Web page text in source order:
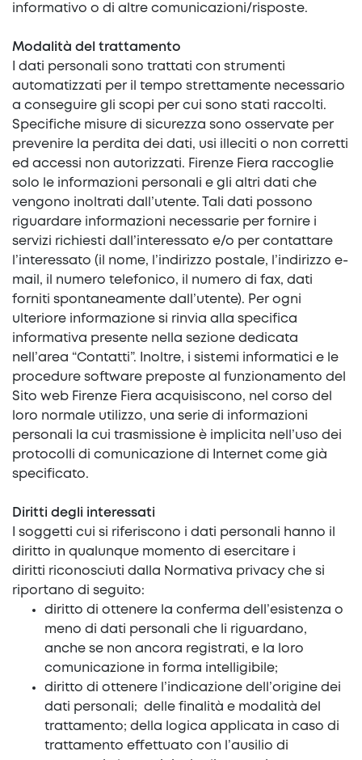
informativo o di altre comunicazioni/risposte.
Modalità del trattamento
I dati personali sono trattati con strumenti
automatizzati per il tempo strettamente necessario
a conseguire gli scopi per cui sono stati raccolti.
Specifiche misure di sicurezza sono osservate per
prevenire la perdita dei dati, usi illeciti o non corretti
ed accessi non autorizzati. Firenze Fiera raccoglie
solo le informazioni personali e gli altri dati che
vengono inoltrati dall’utente. Tali dati possono
riguardare informazioni necessarie per fornire i
servizi richiesti dall’interessato e/o per contattare
l’interessato (il nome, l’indirizzo postale, l’indirizzo e-
mail, il numero telefonico, il numero di fax, dati
forniti spontaneamente dall’utente). Per ogni
ulteriore informazione si rinvia alla specifica
informativa presente nella sezione dedicata
nell’area “Contatti”. Inoltre, i sistemi informatici e le
procedure software preposte al funzionamento del
Sito web Firenze Fiera acquisiscono, nel corso del
loro normale utilizzo, una serie di informazioni
personali la cui trasmissione è implicita nell’uso dei
protocolli di comunicazione di Internet come già
specificato.
Diritti degli interessati
I soggetti cui si riferiscono i dati personali hanno il
diritto in qualunque momento di esercitare i
diritti riconosciuti dalla Normativa privacy che si
riportano di seguito:
diritto di ottenere la conferma dell’esistenza o
meno di dati personali che li riguardano,
anche se non ancora registrati, e la loro
comunicazione in forma intelligibile;
diritto di ottenere l’indicazione dell’origine dei
dati personali; delle finalità e modalità del
trattamento; della logica applicata in caso di
trattamento effettuato con l’ausilio di